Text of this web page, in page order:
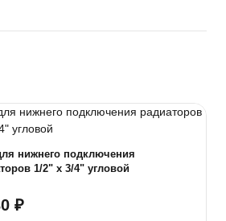
нижнего подключения
1/2" х 3/4" угловой
₽